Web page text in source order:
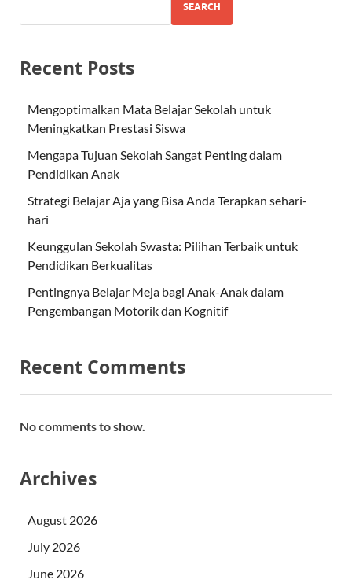
SEARCH
Recent Posts
Mengoptimalkan Mata Belajar Sekolah untuk
Meningkatkan Prestasi Siswa
Mengapa Tujuan Sekolah Sangat Penting dalam
Pendidikan Anak
Strategi Belajar Aja yang Bisa Anda Terapkan sehari-
hari
Keunggulan Sekolah Swasta: Pilihan Terbaik untuk
Pendidikan Berkualitas
Pentingnya Belajar Meja bagi Anak-Anak dalam
Pengembangan Motorik dan Kognitif
Recent Comments
No comments to show.
Archives
August 2026
July 2026
June 2026